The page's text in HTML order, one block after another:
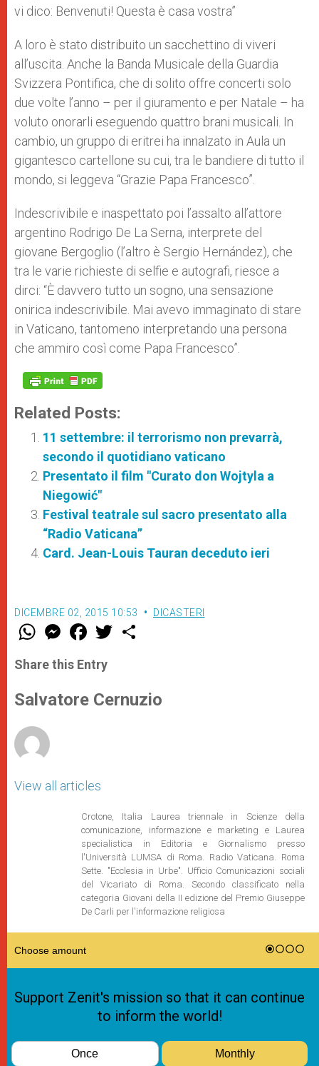
vi dico: Benvenuti! Questa è casa vostra”
A loro è stato distribuito un sacchettino di viveri
all’uscita. Anche la Banda Musicale della Guardia
Svizzera Pontifica, che di solito offre concerti solo
due volte l’anno – per il giuramento e per Natale – ha
voluto onorarli eseguendo quattro brani musicali. In
cambio, un gruppo di eritrei ha innalzato in Aula un
gigantesco cartellone su cui, tra le bandiere di tutto il
mondo, si leggeva “Grazie Papa Francesco”.
Indescrivibile e inaspettato poi l’assalto all’attore
argentino Rodrigo De La Serna, interprete del
giovane Bergoglio (l’altro è Sergio Hernández), che
tra le varie richieste di selfie e autografi, riesce a
dirci: “È davvero tutto un sogno, una sensazione
onirica indescrivibile. Mai avevo immaginato di stare
in Vaticano, tantomeno interpretando una persona
che ammiro così come Papa Francesco”.
Related Posts:
11 settembre: il terrorismo non prevarrà,
secondo il quotidiano vaticano
Presentato il film "Curato don Wojtyla a
Niegowić"
Festival teatrale sul sacro presentato alla
“Radio Vaticana”
Card. Jean-Louis Tauran deceduto ieri
DICEMBRE 02, 2015 10:53 DICASTERI
W
t
s
p
p
M
e
s
e
g
e
F
a
e
b
o
k
w
r
Share this Entry
Salvatore Cernuzio
View all articles
Crotone, Italia Laurea triennale in Scienze della
comunicazione, informazione e marketing e Laurea
specialistica in Editoria e Giornalismo presso
l'Università LUMSA di Roma. Radio Vaticana. Roma
Sette. "Ecclesia in Urbe". Ufficio Comunicazioni sociali
del Vicariato di Roma. Secondo classificato nella
categoria Giovani della II edizione del Premio Giuseppe
De Carli per l'informazione religiosa